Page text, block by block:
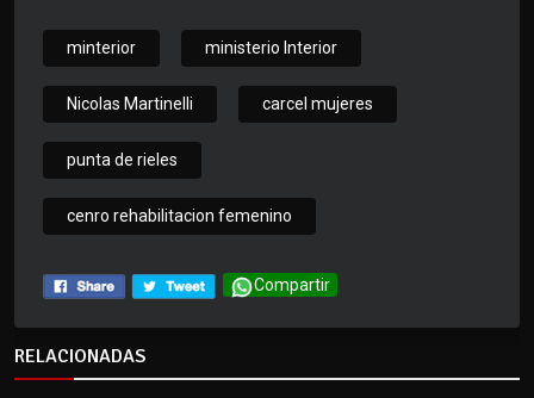
minterior ministerio Interior
Nicolas Martinelli carcel mujeres
punta de rieles
cenro rehabilitacion femenino
Compartir
RELACIONADAS